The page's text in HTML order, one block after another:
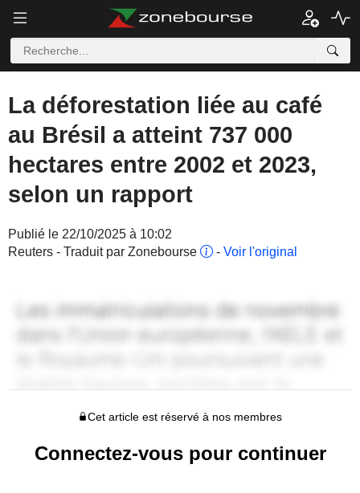
La déforestation liée au café
au Brésil a atteint 737 000
hectares entre 2002 et 2023,
selon un rapport
Publié le 22/10/2025 à 10:02
Reuters - Traduit par Zonebourse
- Voir l'original
Cet article est réservé à nos membres
Connectez-vous pour continuer